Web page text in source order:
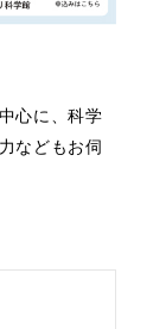
心に、科学
などもお伺